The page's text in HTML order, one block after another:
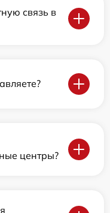
связь в
центры?